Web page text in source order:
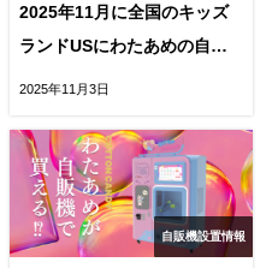
2025年11月に全国のキッズ
ランドUSにわたあめの自販
機がOPEN！
2025年11月3日
自販機設置情報